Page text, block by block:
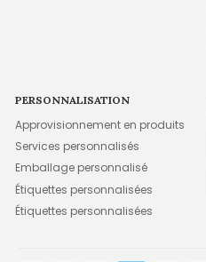
PERSONNALISATION
Approvisionnement en produits
Services personnalisés
Emballage personnalisé
Étiquettes personnalisées
Étiquettes personnalisées